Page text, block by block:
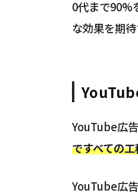
0代まで90%
な効果を期待
YouTube広
ですべての
YouTube広